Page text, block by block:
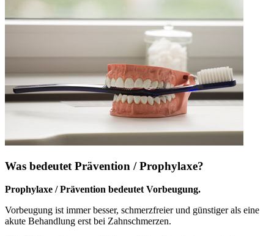
Was bedeutet Prävention / Prophylaxe?
Prophylaxe / Prävention bedeutet Vorbeugung.
Vorbeugung ist immer besser, schmerzfreier und günstiger als eine
akute Behandlung erst bei Zahnschmerzen.